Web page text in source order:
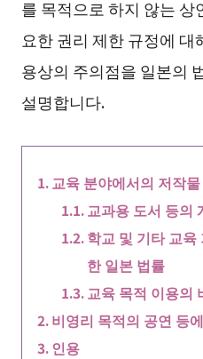
를 목적으로 하지 않는
요한 권리 제한 규정에 대
용상의 주의점을 일본의
설명합니다.
교육 분야에서의 저작
교과용 도서 등의
학교 및 기타 교
한 일본 법률
교육 목적 이용의
비영리 목적의 공연 등
인용